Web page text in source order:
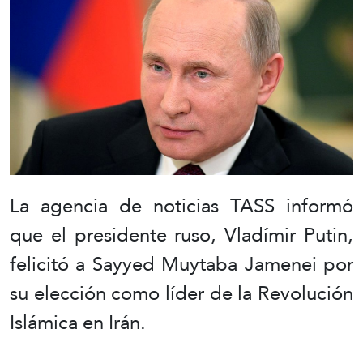
La agencia de noticias TASS informó
que el presidente ruso, Vladímir Putin,
felicitó a Sayyed Muytaba Jamenei por
su elección como líder de la Revolución
Islámica en Irán.